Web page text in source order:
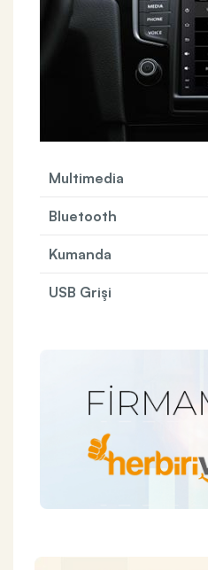
Multimedia
Bluetooth
Kumanda
USB Grişi